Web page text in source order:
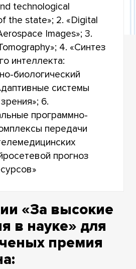
technological
the state»; 2. «Digital
Images»; 3.
4. «Синтез
интеллекта:
биологический
системы
6.
программно-
передачи
прогноз
«За высокие
в науке» для
премия